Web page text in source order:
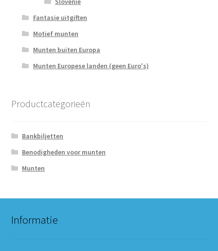
Fantasie uitgiften
Motief munten
Munten buiten Europa
Munten Europese landen (geen Euro's)
Productcategorieën
Bankbiljetten
Benodigheden voor munten
Munten
Informatie